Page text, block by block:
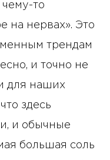
то
на нервах». Это
трендам
и точно не
для наших
здесь
и обычные
большая соль